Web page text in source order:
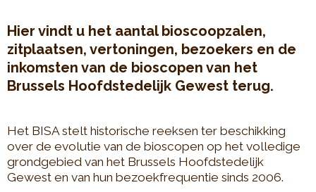
Hier vindt u het aantal bioscoopzalen,
zitplaatsen, vertoningen, bezoekers en de
inkomsten van de bioscopen van het
Brussels Hoofdstedelijk Gewest terug.
Het BISA stelt historische reeksen ter beschikking
over de evolutie van de bioscopen op het volledige
grondgebied van het Brussels Hoofdstedelijk
Gewest en van hun bezoekfrequentie sinds 2006.